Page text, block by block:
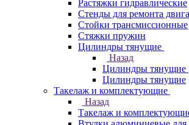
Растяжки гидравлические
Стенды для ремонта
Стойки трансмиссионные
Стяжки пружин
Цилиндры тянущие
Назад
Цилиндры тянущие
Цилиндры тянущие
Такелаж и комплектующие
Назад
Такелаж и